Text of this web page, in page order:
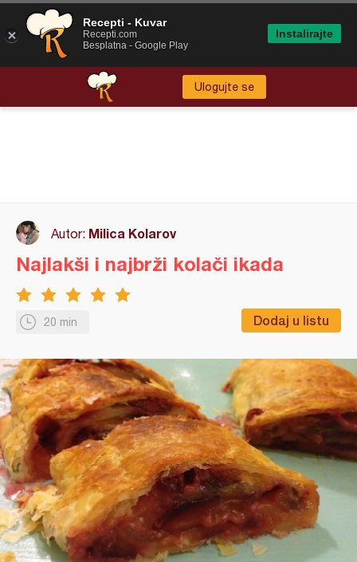
Ulogujte se
Autor: Milica Kolarov
20 min Dodaj u listu
Najlakši i najbrži kolači ikada
Recepti - Kuvar
Recepti.com
Besplatna - Google Play
Instalirajte